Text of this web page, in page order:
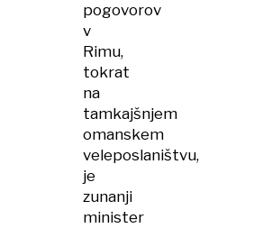
pogovorov
v
Rimu,
tokrat
na
tamkajšnjem
omanskem
veleposlaništvu,
je
zunanji
minister